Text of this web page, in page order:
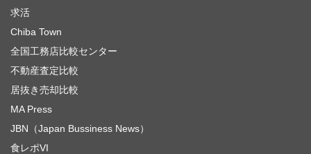
求活
Chiba Town
全国工務店比較センター
不動産査定比較
居抜き売却比較
MA Press
JBN（Japan Bussiness News）
食レポVI